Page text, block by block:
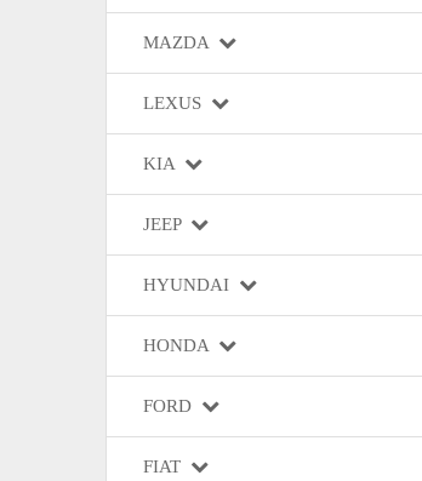
MAZDA
LEXUS
KIA
JEEP
HYUNDAI
HONDA
FORD
FIAT